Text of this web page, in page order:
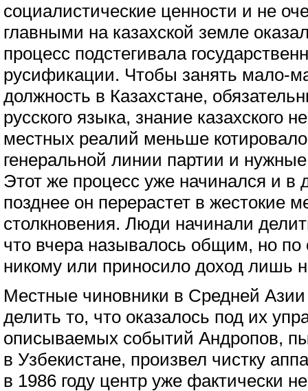
социалистические ценности и не
главными на казахской земле
процесс подстегивала
русификации. Чтобы занять мало-
должность в Казахстане,
русского языка, знание казахского
местных реалий меньше
генеральной линии партии и
Этот же процесс уже начинался и в
позднее он перерастет в жестокие
столкновения. Люди начинали
что вчера называлось общим, но по
никому или приносило доход лишь
Местные чиновники в Средней
делить то, что оказалось под их
описываемых событий Андропов,
в Узбекистане, произвел чистку
в 1986 году центр уже фактически